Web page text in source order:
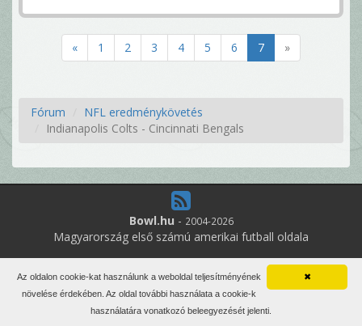
« 1 2 3 4 5 6 7 »
Fórum
NFL eredménykövetés
Indianapolis Colts - Cincinnati Bengals
Bowl.hu - 2004-2026
Magyarország első számú amerikai futball oldala
13
online felhasználó
Minden jog fenntartva. Írott anyagok újraközlése csak a szerző
engedélyével.
Impresszum
✖
Az oldalon cookie-kat használunk a weboldal teljesítményének
növelése érdekében. Az oldal további használata a cookie-k
használatára vonatkozó beleegyezését jelenti.